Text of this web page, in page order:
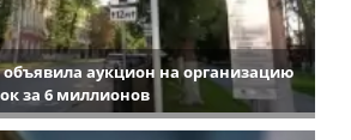
аукцион на организацию
за 6 миллионов